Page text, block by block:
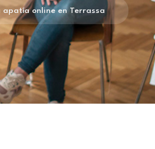
online en Terrassa